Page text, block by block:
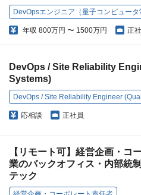
DevOpsエンジニア（量子コンピュータ
年収 800万円 〜 1500万円 正
DevOps / Site Reliability
Systems)
DevOps / Site Reliability Engineer
応相談 正社員
【リモート可】経営企画・コ
業のバックオフィス・内部統
テック